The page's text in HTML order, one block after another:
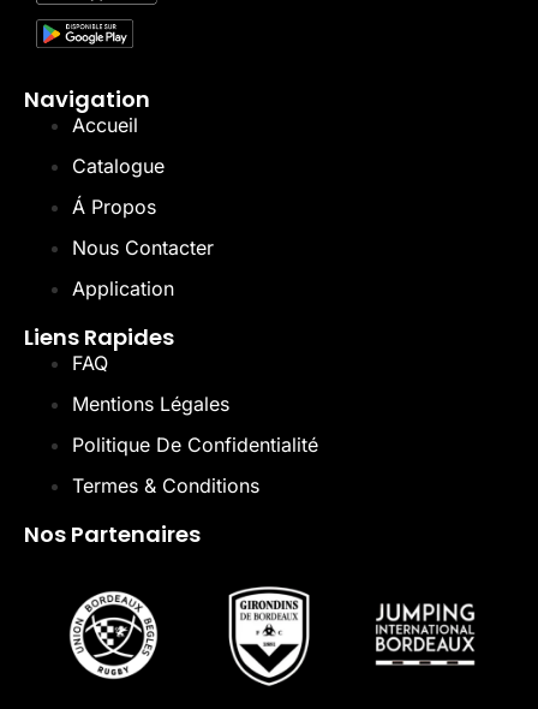
Navigation
Accueil
Catalogue
Á Propos
Nous Contacter
Application
Liens Rapides
FAQ
Mentions Légales
Politique De Confidentialité
Termes & Conditions
Nos Partenaires